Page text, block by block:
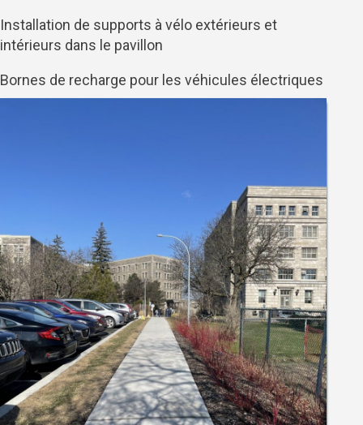
Installation de supports à vélo extérieurs et
intérieurs dans le pavillon
Bornes de recharge pour les véhicules électriques